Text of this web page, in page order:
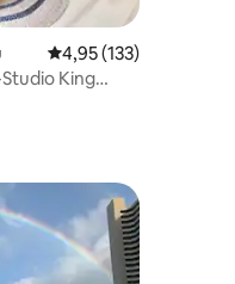
: 4,96 sur 5
Évaluation moyenne
4,95 (133)
King